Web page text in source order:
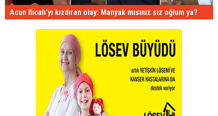
Acun Ilıcalı'yı kızdıran olay: Manyak mısınız siz oğlum ya?